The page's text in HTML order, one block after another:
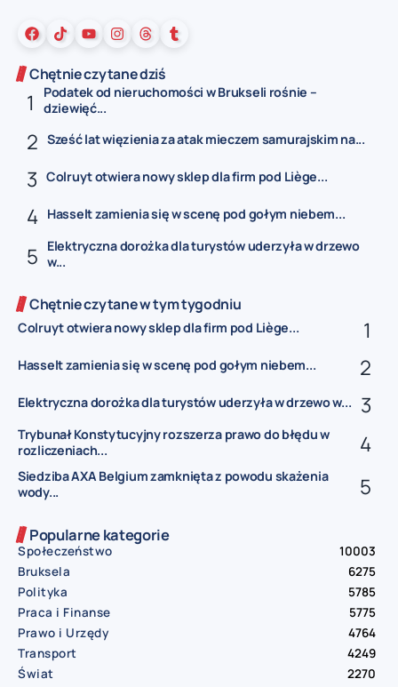
Chętnie czytane dziś
Podatek od nieruchomości w Brukseli rośnie –
dziewięć...
Sześć lat więzienia za atak mieczem samurajskim na...
Colruyt otwiera nowy sklep dla firm pod Liège...
Hasselt zamienia się w scenę pod gołym niebem...
Elektryczna dorożka dla turystów uderzyła w drzewo
w...
Chętnie czytane w tym tygodniu
Colruyt otwiera nowy sklep dla firm pod Liège...
Hasselt zamienia się w scenę pod gołym niebem...
Elektryczna dorożka dla turystów uderzyła w drzewo w...
Trybunał Konstytucyjny rozszerza prawo do błędu w
rozliczeniach...
Siedziba AXA Belgium zamknięta z powodu skażenia
wody...
Popularne kategorie
Społeczeństwo
10003
Bruksela
6275
Polityka
5785
Praca i Finanse
5775
Prawo i Urzędy
4764
Transport
4249
Świat
2270